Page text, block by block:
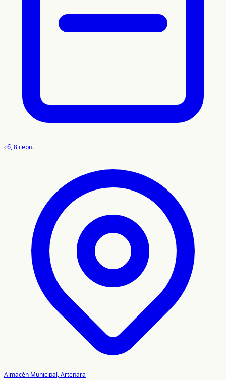
сб, 8 серп.
Almacén Municipal, Artenara